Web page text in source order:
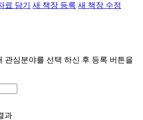
료 담기 새 책장 등록 새 책장 수정
관심분야를 선택 하신 후 등록 버튼을
과